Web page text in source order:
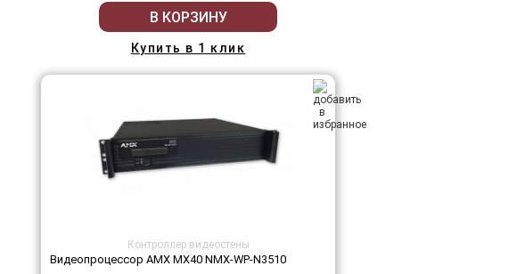
В КОРЗИНУ
Купить в 1 клик
Контроллер видеостены
Видеопроцессор AMX MX40 NMX-WP-N3510